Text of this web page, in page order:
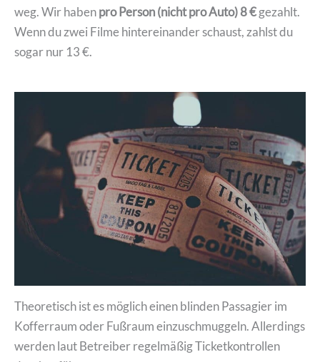
weg. Wir habenpro Person (nicht pro Auto) 8 €gezahlt.
Wenn du zwei Filme hintereinander schaust, zahlst du
sogar nur 13 €.
Theoretisch ist es möglich einen blinden Passagier im
Kofferraum oder Fußraum einzuschmuggeln. Allerdings
werden laut Betreiber regelmäßig Ticketkontrollen